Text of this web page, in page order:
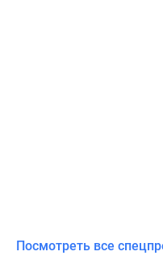
Посмотреть все